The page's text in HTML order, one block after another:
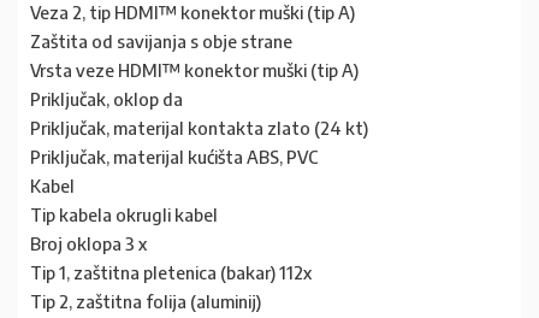
Veza 2, tip HDMI™ konektor muški (tip A)
Zaštita od savijanja s obje strane
Vrsta veze HDMI™ konektor muški (tip A)
Priključak, oklop da
Priključak, materijal kontakta zlato (24 kt)
Priključak, materijal kućišta ABS, PVC
Kabel
Tip kabela okrugli kabel
Broj oklopa 3 x
Tip 1, zaštitna pletenica (bakar) 112x
Tip 2, zaštitna folija (aluminij)